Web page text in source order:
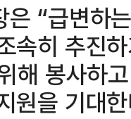
“급변하
속히 추진
해 봉사하
원을 기대